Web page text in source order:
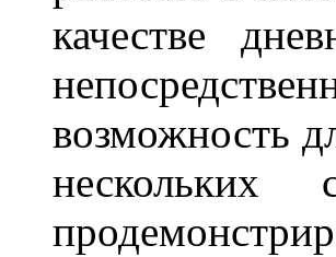
качестве
возможность